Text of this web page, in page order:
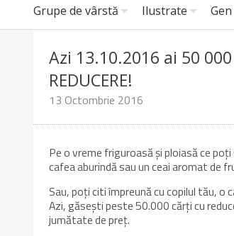
Grupe de vârstă Ilustrate Gen
Azi 13.10.2016 ai 50
REDUCERE!
13 Octombrie 2016
Pe o vreme friguroasă și ploiasă ce
cafea aburindă sau un ceai aromat de
Sau, poți citi împreună cu copilul tău, o
Azi, găsești peste 50.000 cărți cu
jumătate de preț.